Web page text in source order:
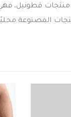
منتجات قطونيل،
المصنوعة